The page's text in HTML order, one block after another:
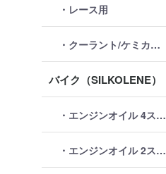
・レース用
・クーラント/ケミカル類
バイク（SILKOLENE）
・エンジンオイル 4ストローク
・エンジンオイル 2ストローク